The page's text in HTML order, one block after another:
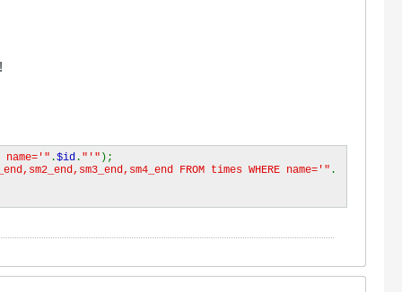
name='" .$id . "'" );
FROM times WHERE name='" .